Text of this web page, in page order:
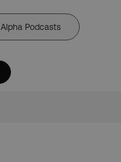
Alpha Podcasts